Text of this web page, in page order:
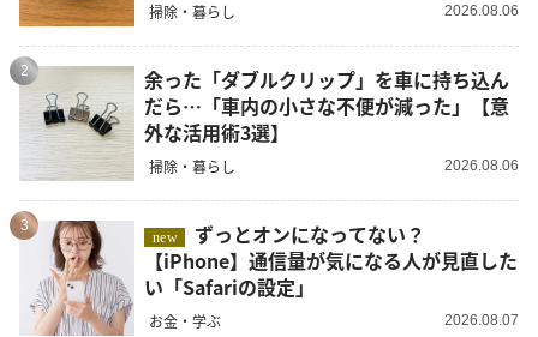
掃除・暮らし 2026.08.06
2
余った「ダブルクリップ」を車に持ち込ん
だら…「車内の小さな不便が減った」【意
外な活用術3選】
掃除・暮らし 2026.08.06
3
new
【iPhone】通信量が気になる人が見直した
い「Safariの設定」
お金・学ぶ 2026.08.07